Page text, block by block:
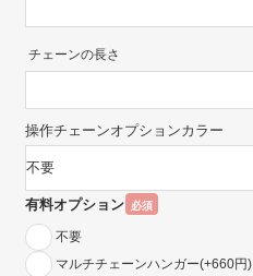
チェーンの長さ
操作チェーンオプションカラー
有料オプション 必須
不要
マルチチェーンハンガー(+660円)